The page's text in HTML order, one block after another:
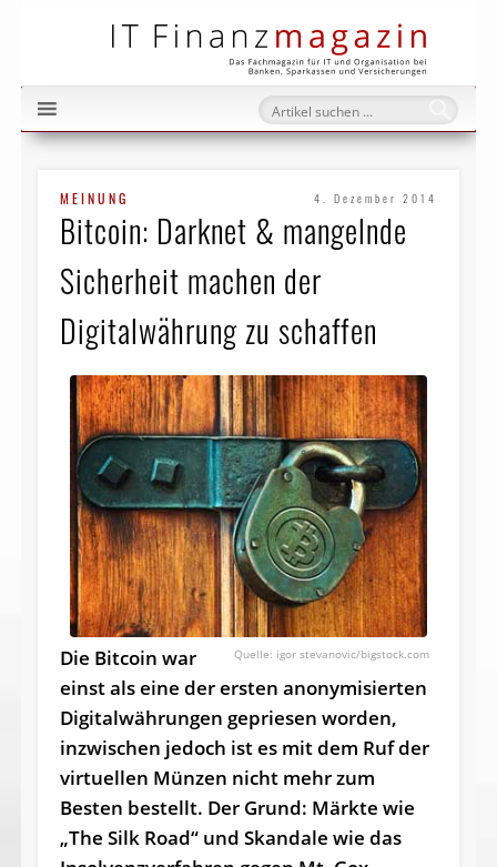
MEINUNG 4. Dezember 2014
Bitcoin: Darknet & mangelnde
Sicherheit machen der
Digitalwährung zu schaffen
igor stevanovic/bigstock.com
Die Bitcoin war
einst als eine der ersten anonymisierten
Digitalwährungen gepriesen worden,
inzwischen jedoch ist es mit dem Ruf der
virtuellen Münzen nicht mehr zum
Besten bestellt. Der Grund: Märkte wie
„The Silk Road“ und Skandale wie das